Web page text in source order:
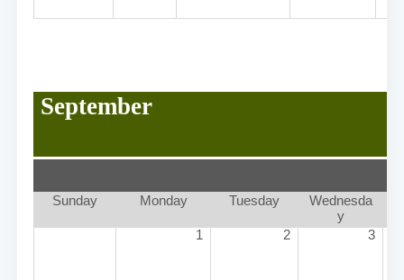
September
Sunday Monday Tuesday
Wednesda
y
1 2 3